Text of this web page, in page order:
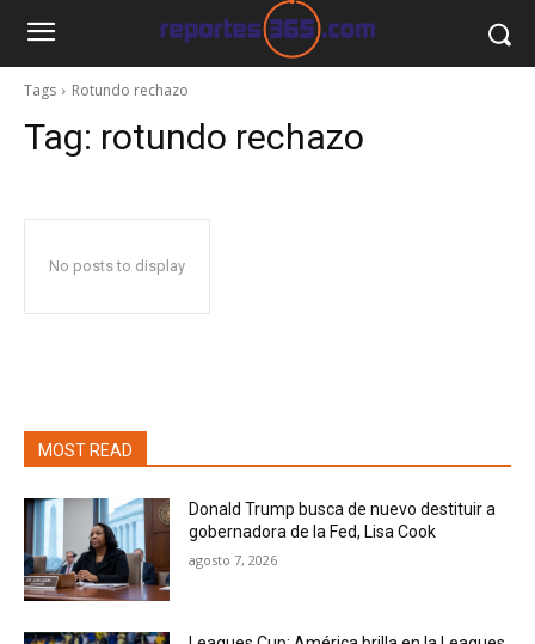
Tags Rotundo rechazo
Tag: rotundo rechazo
No posts to display
MOST READ
Donald Trump busca de nuevo destituir a
gobernadora de la Fed, Lisa Cook
agosto 7, 2026